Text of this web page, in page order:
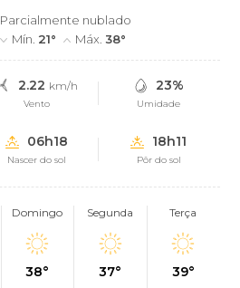
Parcialmente nublado
Mín. 21° Máx.38°
2.22 km/h
Vento
23%
Umidade
06h18
Nascer do sol
18h11
Pôr do sol
Domingo
38°
Segunda
37°
Terça
39°